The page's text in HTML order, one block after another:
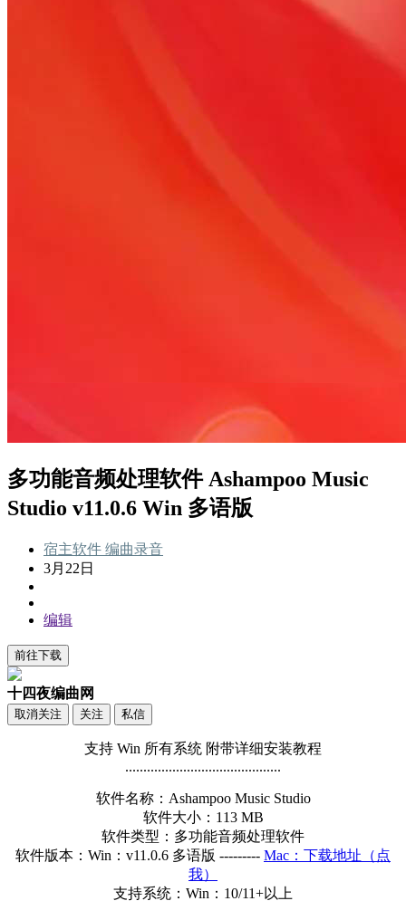
多功能音频处理软件 Ashampoo Music
Studio v11.0.6 Win 多语版
宿主软件 编曲录音
3月22日
编辑
前往下载
十四夜编曲网
取消关注 关注 私信
支持 Win 所有系统 附带详细安装教程
...........................................
软件名称：Ashampoo Music Studio
软件大小：113 MB
软件类型：多功能音频处理软件
软件版本：Win：v11.0.6 多语版 --------- Mac：下载地址（点
我）
支持系统：Win：10/11+以上